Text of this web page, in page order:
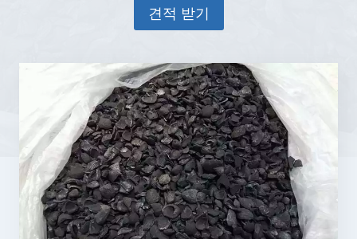
견적 받기